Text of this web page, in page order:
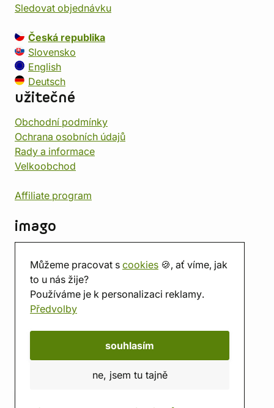
Můžeme pracovat s cookies 🍪, ať víme, jak
to u nás žije?
Používáme je k personalizaci reklamy.
Předvolby
souhlasím
ne, jsem tu tajně
Sledovat objednávku
Česká republika
Slovensko
English
Deutsch
užitečné
Obchodní podmínky
Ochrana osobních údajů
Rady a informace
Velkoobchod
Affiliate program
imago
Prodejna
Herna
O nás
Hodnocení obchodu